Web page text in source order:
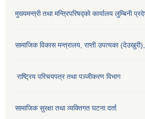
मुख्यमन्त्री तथा मन्त्रिपरिषद्को कार्यालय लुम्बिनी
सामाजिक विकास मन्‍‍त्रालय, राप्ती उपत्यका
राष्ट्रिय परिचयपत्र तथा पञ्जीकरण विभाग
सामाजिक सुरक्षा तथा व्यक्तिगत घटना दर्ता